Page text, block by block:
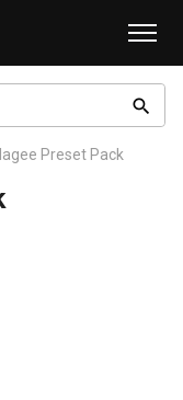
search
Preset Pack